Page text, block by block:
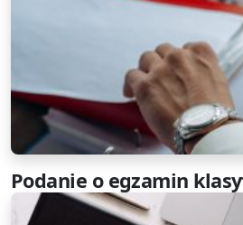
Podanie o egzamin